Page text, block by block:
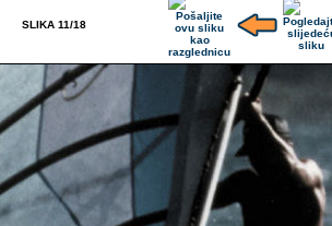
SLIKA 11/18